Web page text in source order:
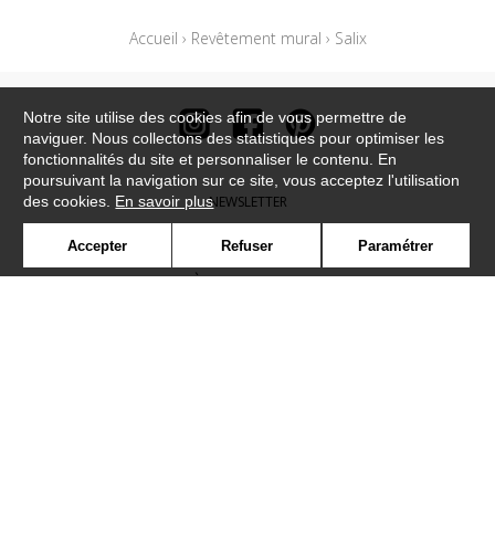
Accueil › Revêtement mural › Salix
NEWSLETTER
CONTACT
OÙ NOUS TROUVER ?
Notre site utilise des cookies afin de vous permettre de
naviguer. Nous collectons des statistiques pour optimiser les
fonctionnalités du site et personnaliser le contenu. En
poursuivant la navigation sur ce site, vous acceptez l'utilisation
des cookies. En savoir plus
Accepter Refuser Paramétrer